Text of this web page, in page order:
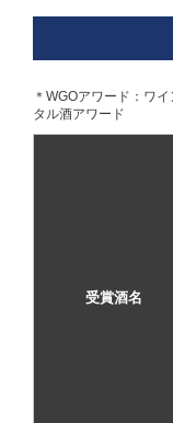
＊WGOアワード：ワ
タル酒アワード
受賞酒名